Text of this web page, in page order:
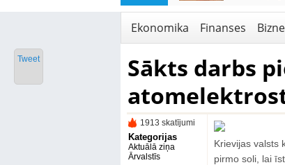
Ekonomika Finanses
Sākts darbs
1913 skatījumi
Kategorijas
Aktuālā ziņa
Ārvalstīs
Krievijas valsts
pirmo soli, lai
Tweet